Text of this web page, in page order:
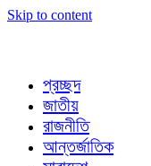
Skip to content
প্রচ্ছদ
জাতীয়
রাজনীতি
আন্তর্জাতিক